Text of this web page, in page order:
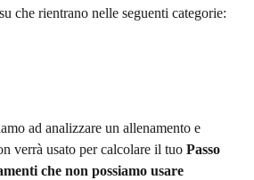
che rientrano nelle seguenti categorie:
ad analizzare un allenamento e
verrà usato per calcolare il tuo Passo
che non possiamo usare